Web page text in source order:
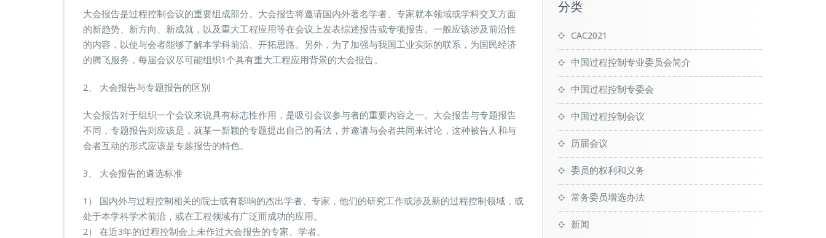
大会报告是过程控制会议的重要组成部分。大会报告将邀请国内外著名学者、专家就本领域或学科交叉方面
的新趋势、新方向、新成就，以及重大工程应用等在会议上发表综述报告或专项报告。一般应该涉及前沿性
的内容，以使与会者能够了解本学科前沿、开拓思路。另外，为了加强与我国工业实际的联系，为国民经济
的腾飞服务，每届会议尽可能组织1个具有重大工程应用背景的大会报告。
2、 大会报告与专题报告的区别
大会报告对于组织一个会议来说具有标志性作用，是吸引会议参与者的重要内容之一。大会报告与专题报告
不同，专题报告则应该是，就某一新颖的专题提出自己的看法，并邀请与会者共同来讨论，这种被告人和与
会者互动的形式应该是专题报告的特色。
3、 大会报告的遴选标准
1） 国内外与过程控制相关的院士或有影响的杰出学者、专家，他们的研究工作或涉及新的过程控制领域，或
处于本学科学术前沿，或在工程领域有广泛而成功的应用。
2） 在近3年的过程控制会上未作过大会报告的专家、学者。
分类
CAC2021
中国过程控制专业委员会简介
中国过程控制专委会
中国过程控制会议
历届会议
委员的权利和义务
常务委员增选办法
新闻